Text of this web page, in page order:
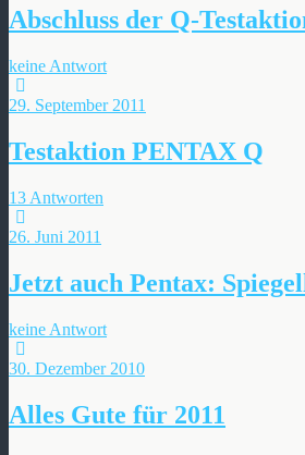
Abschluss der Q-
keine Antwort
29. September 2011
Testaktion PENTAX Q
13 Antworten
26. Juni 2011
Jetzt auch Pentax:
keine Antwort
30. Dezember 2010
Alles Gute für 2011